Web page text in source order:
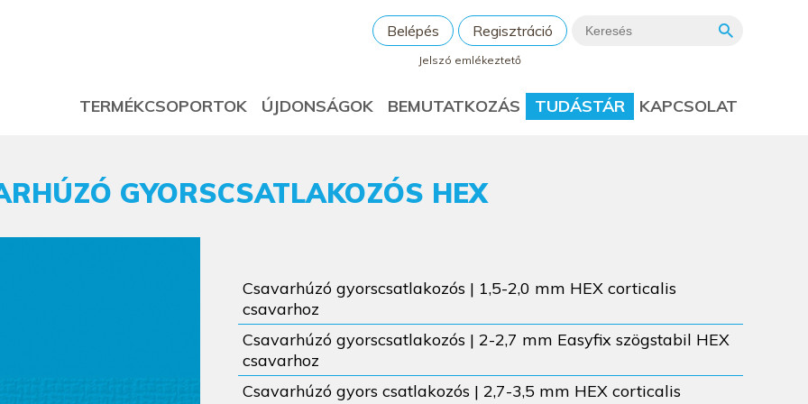
Belépés Regisztráció
Jelszó emlékeztető
TERMÉKCSOPORTOK ÚJDONSÁGOK BEMUTATKOZÁS TUDÁSTÁR KAPCSOLAT
GYORSCSATLAKOZÓS HEX
Csavarhúzó gyorscsatlakozós | 1,5-2,0 mm HEX corticalis
csavarhoz
Csavarhúzó gyorscsatlakozós | 2-2,7 mm Easyfix szögstabil HEX
csavarhoz
Csavarhúzó gyors csatlakozós | 2,7-3,5 mm HEX corticalis